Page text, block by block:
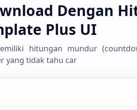
Dengan
Plus UI
hitungan mundur
yang tidak tahu car